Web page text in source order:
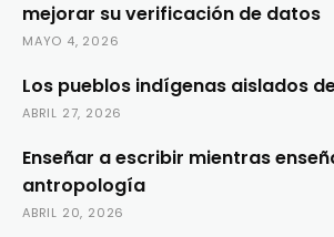
mejorar su verificación de datos
MAYO 4, 2026
Los pueblos indígenas aislados
ABRIL 27, 2026
Enseñar a escribir mientras
antropología
ABRIL 20, 2026